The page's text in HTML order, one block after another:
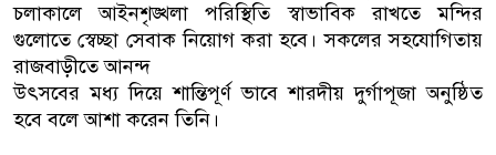
চলাকালে আইনশৃঙ্খলা পরিস্থিতি স্বাভাবিক রাখতে মন্দির
গুলোতে স্বেচ্ছা সেবাক নিয়োগ করা হবে। সকলের সহযোগিতায়
রাজবাড়ীতে আনন্দ
উৎসবের মধ্য দিয়ে শান্তিপূর্ণ ভাবে শারদীয় দুর্গাপূজা অনুষ্ঠিত
হবে বলে আশা করেন তিনি।